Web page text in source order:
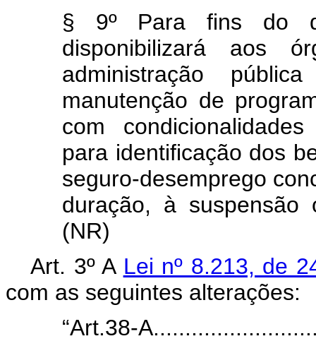
§ 9º Para fins do
disponibilizará aos
administração
manutenção de
com
para identificação dos
seguro-desemprego
duração, à suspensão
(NR)
Art. 3º A Lei nº 8.213, de
com as seguintes alterações:
“Art.38-